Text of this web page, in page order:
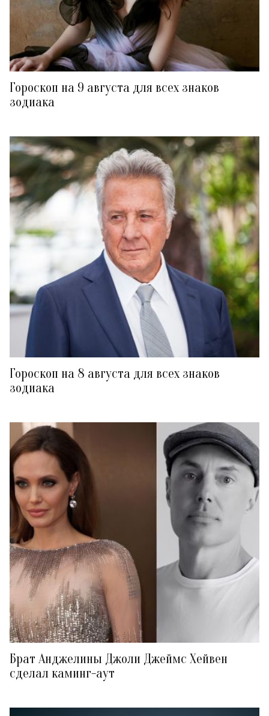
Гороскоп на 9 августа для всех знаков
зодиака
Гороскоп на 8 августа для всех знаков
зодиака
Брат Анджелины Джоли Джеймс Хейвен
сделал каминг-аут